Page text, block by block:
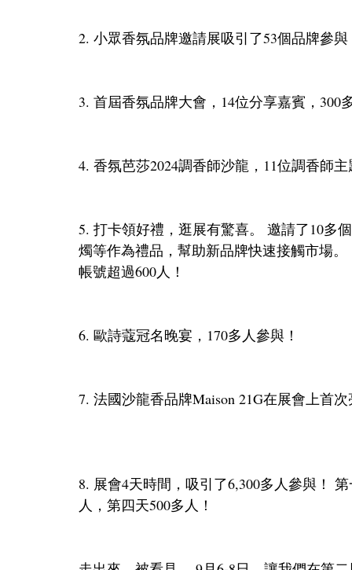
2. 小眾香氛品牌邀請展吸引了53個品牌參
3. 首屆香氛品牌大會，14位分享嘉賓，300
4. 香氛芭莎2024調香師沙龍，11位調香師
5. 打卡領好禮，逛展有驚喜。 邀請了10多
燭等作為禮品，幫助新品牌快速接觸市場
帳號超過600人！
6. 歐詩蔻冠名晚宴，170多人參與！
7. 法國沙龍香品牌Maison 21G在展會上首
8. 展會4天時間，吸引了6,300多人參與！
人，第四天500多人！